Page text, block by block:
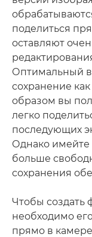
поделиться
оставляют
Оптимальный
сохранение как
образом вы
легко
последующих
Однако имейте
больше
сохранения
Чтобы создать
необходимо
прямо в